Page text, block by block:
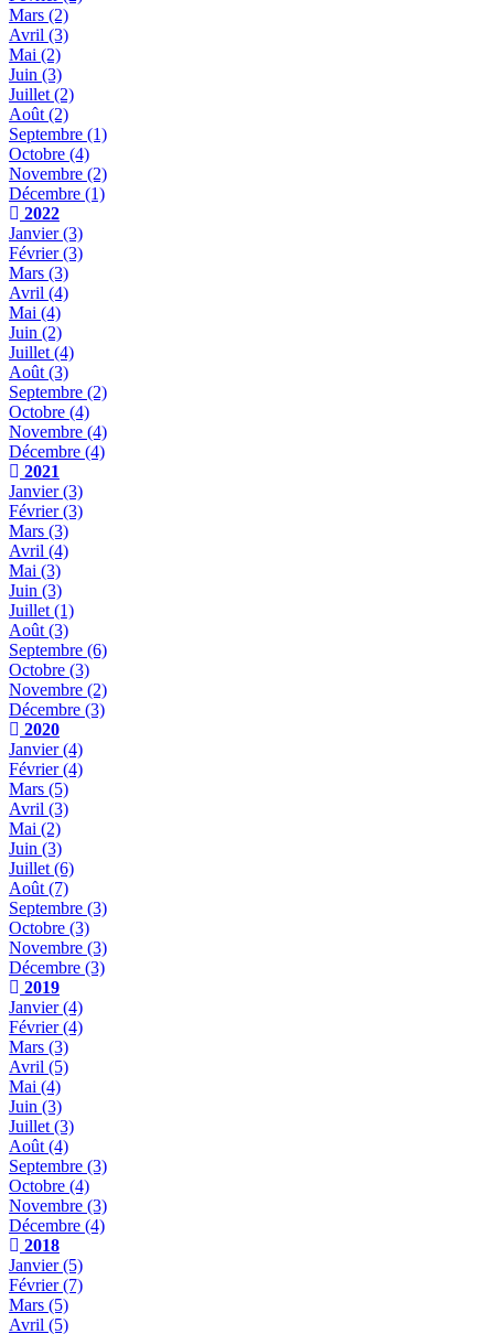
Mars (2)
Avril (3)
Mai (2)
Juin (3)
Juillet (2)
Août (2)
Septembre (1)
Octobre (4)
Novembre (2)
Décembre (1)
2022
Janvier(3)
Février(3)
Mars (3)
Avril (4)
Mai (4)
Juin (2)
Juillet (4)
Août (3)
Septembre (2)
Octobre (4)
Novembre (4)
Décembre (4)
2021
Janvier(3)
Février(3)
Mars (3)
Avril (4)
Mai (3)
Juin (3)
Juillet (1)
Août (3)
Septembre (6)
Octobre (3)
Novembre (2)
Décembre (3)
2020
Janvier(4)
Février(4)
Mars (5)
Avril (3)
Mai (2)
Juin (3)
Juillet (6)
Août (7)
Septembre (3)
Octobre (3)
Novembre (3)
Décembre (3)
2019
Janvier(4)
Février(4)
Mars (3)
Avril (5)
Mai (4)
Juin (3)
Juillet (3)
Août (4)
Septembre (3)
Octobre (4)
Novembre (3)
Décembre (4)
2018
Janvier(5)
Février(7)
Mars (5)
Avril (5)